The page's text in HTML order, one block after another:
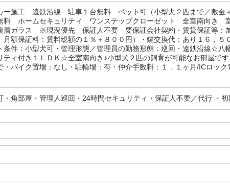
ー施工 遠鉄沿線 駐車１台無料 ペット可（小型犬２匹まで／敷
料 ホームセキュリティ ワンステップクローゼット 全室南向
ガラス ※現況優先 保証人不要 要保証会社契約・賃貸保証等：加
月額保証料：賃料総額の１％＋８００円）・鍵交換代：あり１６，５
条件：小型犬可・管理形態／管理員の勤務形態：巡回・遠鉄沿線☆
ティ付き１ＬＤＫ☆全室南向き♪小型犬２匹の飼育が可能なお部屋で
・バイク置場：なし・駐輪場：有・仲介手数料：１．１ヶ月/ICロッ
・角部屋・管理人巡回・24時間セキュリティ・保証人不要／代行 ・